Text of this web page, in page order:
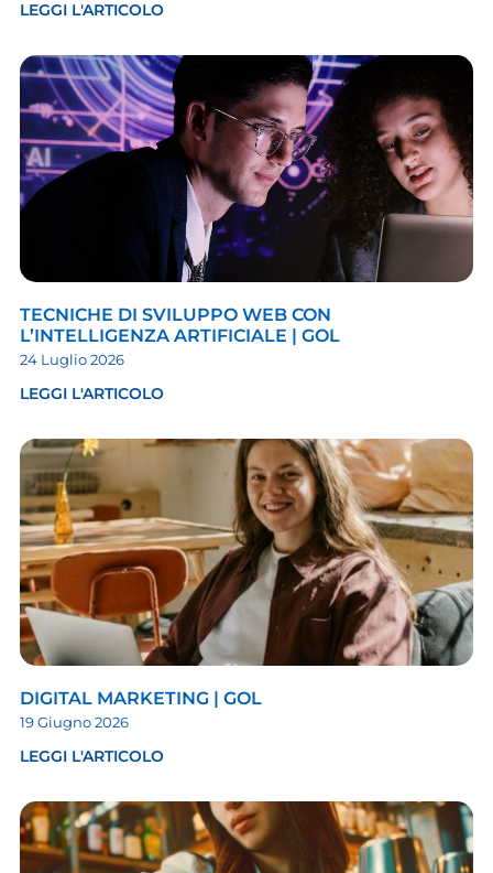
LEGGI L'ARTICOLO
TECNICHE DI SVILUPPO WEB CON
L’INTELLIGENZA ARTIFICIALE | GOL
24 Luglio 2026
LEGGI L'ARTICOLO
DIGITAL MARKETING | GOL
19 Giugno 2026
LEGGI L'ARTICOLO